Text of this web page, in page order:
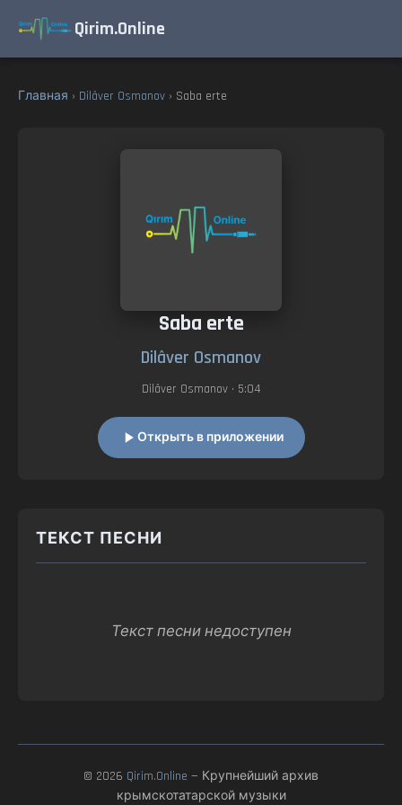
Qirim.Online
Главная › Dilâver Osmanov › Saba erte
Saba erte
Dilâver Osmanov
Dilâver Osmanov• 5:04
Открыть в приложении
ТЕКСТ ПЕСНИ
Текст песни недоступен
© 2026 Qirim.Online — Крупнейший архив
крымскотатарской музыки